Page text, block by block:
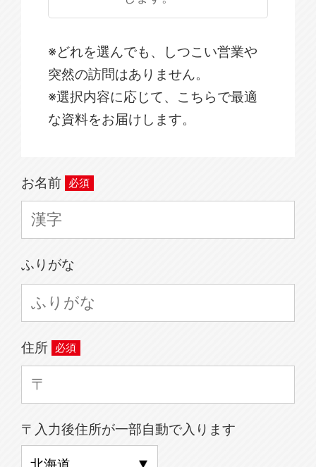
※どれを選んでも、しつこい営業や
突然の訪問はありません。
※選択内容に応じて、こちらで最適
な資料をお届けします。
お名前
ふりがな
住所
〒入力後住所が一部自動で入ります